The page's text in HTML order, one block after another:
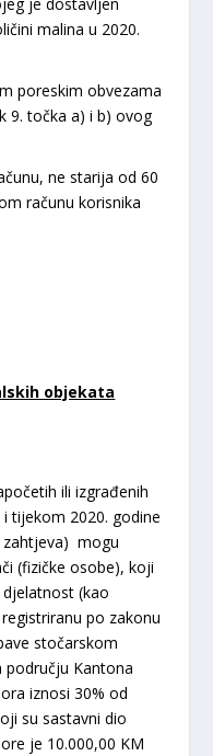
malina u 2020.
poreskim obvezama
9. točka a) i b) ovog
ne starija od 60
računu korisnika
objekata
ili izgrađenih
tijekom 2020. godine
zahtjeva) mogu
(fizičke osobe), koji
(kao
po zakonu
stočarskom
Kantona
iznosi 30% od
su sastavni dio
je 10.000,00 KM